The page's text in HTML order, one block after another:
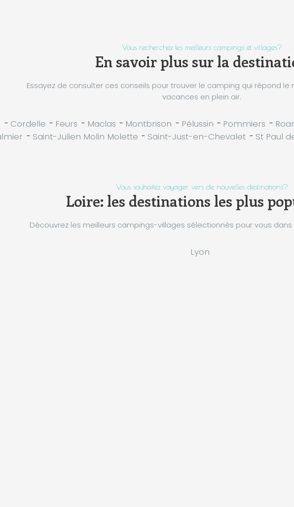
Vous recherchez les meilleurs campings et villages?
En savoir plus sur la
Essayez de consulter ces conseils pour trouver le camping qui répond le
vacances en plein air.
- Cordelle - Feurs - Maclas - Montbrison - Pélussin - Pommiers -
- Saint-Julien Molin Molette - Saint-Just-en-Chevalet - St Paul
Vous souhaitez voyager vers de nouvelles destinations?
Loire: les destinations les plus
Découvrez les meilleurs campings-villages sélectionnés pour vous
Lyon